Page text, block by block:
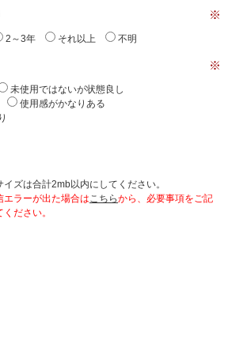
※
2～3年 それ以上 不明
※
未使用ではないが状態良し
使用感がかなりある
ズは合計2mb以内にしてください。
ラーが出た場合は こちらから、必要事項をご記
ださい。